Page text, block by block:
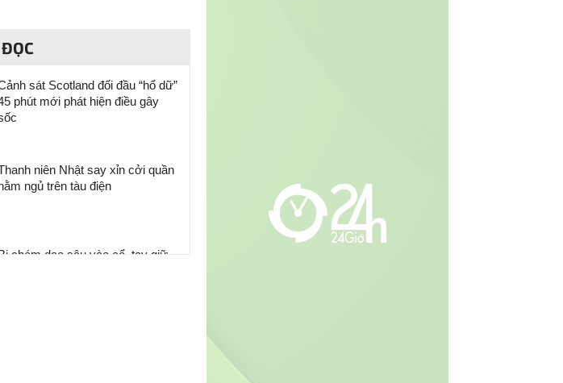
sát Scotland đối đầu “hổ dữ”
phút mới phát hiện điều gây
niên Nhật say xỉn cởi quần
ngủ trên tàu điện
chém dao sâu vào cổ, tay giữ